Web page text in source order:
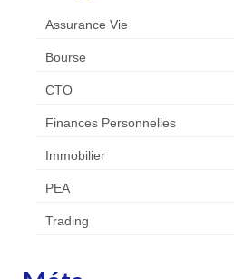
Assurance Vie
Bourse
CTO
Finances Personnelles
Immobilier
PEA
Trading